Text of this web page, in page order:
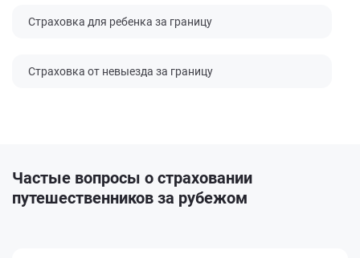
Страховка для ребенка за границу
Страховка от невыезда за границу
Частые вопросы о страховании
путешественников за рубежом